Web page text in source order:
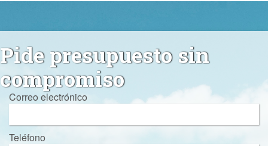
Pide presupuesto sin
compromiso
Correo electrónico
Teléfono